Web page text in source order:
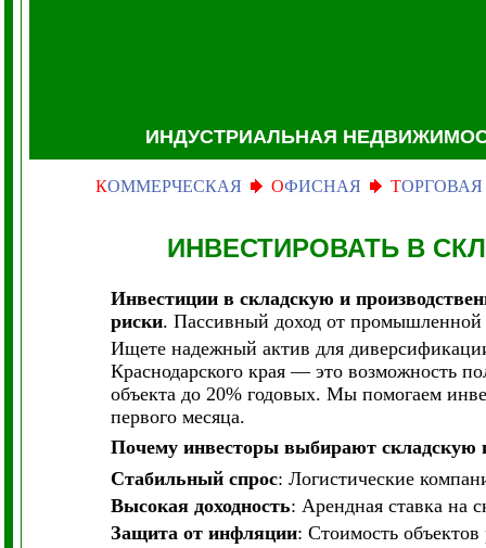
ИНДУСТРИАЛЬНАЯ
КОММЕРЧЕСКАЯ ОФИСНАЯ ТОРГОВАЯ
ИНВЕСТИРОВАТЬВ
Инвестиции в складскую и
риски. Пассивный доход от
Ищете надежный актив для
Краснодарского края — это возможность
объекта до 20% годовых. Мы помогаем
первого месяца.
Почему инвесторы выбирают складскую
Стабильный спрос: Логистические
Высокая доходность: Арендная ставка на
Защита от инфляции: Стоимость